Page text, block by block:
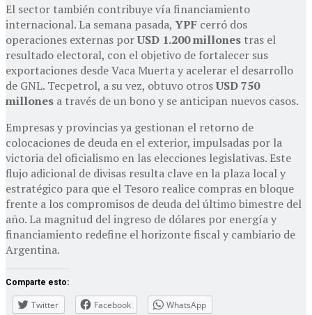
El sector también contribuye vía financiamiento
internacional. La semana pasada, YPF cerró dos
operaciones externas porUSD 1.200 millones tras el
resultado electoral, con el objetivo de fortalecer sus
exportaciones desde Vaca Muerta y acelerar el desarrollo
de GNL. Tecpetrol, a su vez, obtuvo otrosUSD 750
millones a través de un bono y se anticipan nuevos casos.
Empresas y provincias ya gestionan el retorno de
colocaciones de deuda en el exterior, impulsadas por la
victoria del oficialismo en las elecciones legislativas. Este
flujo adicional de divisas resulta clave en la plaza local y
estratégico para que el Tesoro realice compras en bloque
frente a los compromisos de deuda del último bimestre del
año. La magnitud del ingreso de dólares por energía y
financiamiento redefine el horizonte fiscal y cambiario de
Argentina.
Comparte esto:
Twitter Facebook WhatsApp